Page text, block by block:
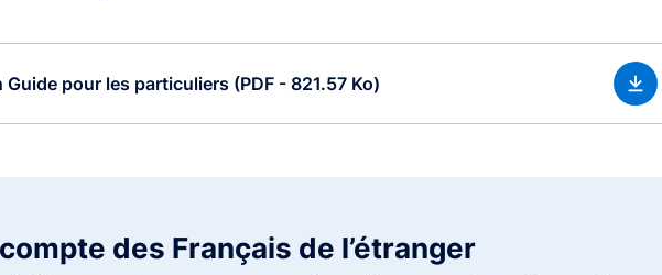
Guide pour les particuliers (PDF - 821.57 Ko)
des Français de l’étranger